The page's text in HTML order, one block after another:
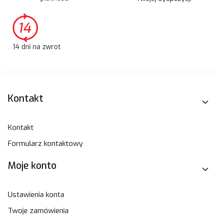
14 dni na zwrot
Linki w stopce
Kontakt
Kontakt
Formularz kontaktowy
Moje konto
Ustawienia konta
Twoje zamówienia